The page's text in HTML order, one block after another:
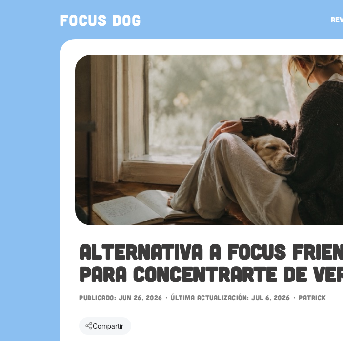
Focus Dog
Alternativa a Focus
para concentrarte de
Publicado: Jun 26, 2026 • Última actualización: Jul 6, 2026 • patrick
Compartir
También en la App Store